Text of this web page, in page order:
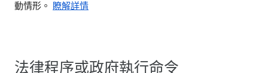
動情形。
瞭解詳情
法律程序或政府執行命令